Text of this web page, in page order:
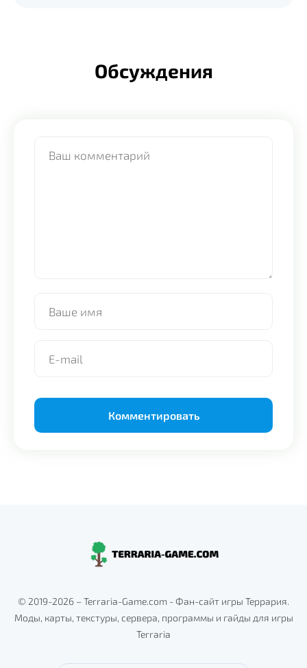
Обсуждения
© 2019-2026 – Terraria-Game.com - Фан-сайт игры Террария.
Моды, карты, текстуры, сервера, программы и гайды для игры
Terraria